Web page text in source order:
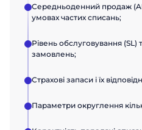
Середньоденний продаж
умовах частих списань;
Рівень обслуговування (SL)
замовлень;
Страхові запаси і їх
Параметри округлення